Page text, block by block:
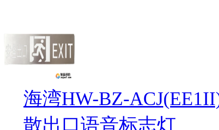
海湾HW-BZ-
散出口语音标志灯